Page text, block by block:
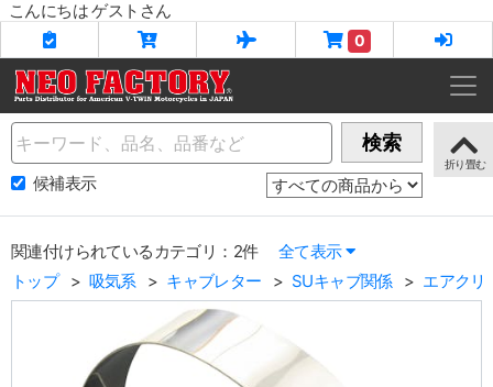
こんにちは ゲストさん
0
Name 検索
候補表示
関連付けられているカテゴリ：2件
全て表示
トップ
吸気系 キャブレター SUキャブ関係 エアクリ